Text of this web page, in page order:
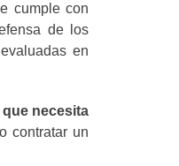
cumple con
de los
en
necesita
contratar un